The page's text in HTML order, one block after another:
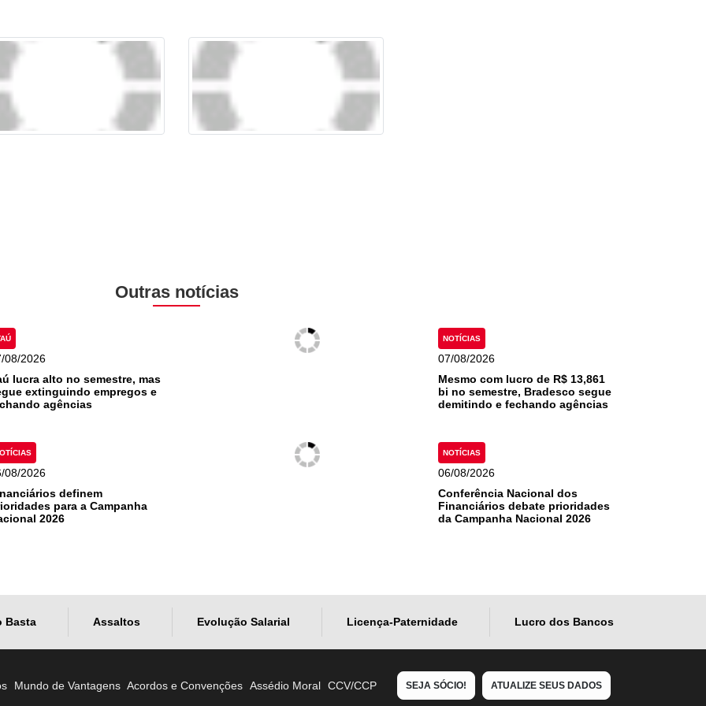
Outras notícias
08/2026
lucra alto no semestre, mas
extinguindo empregos e
agências
NOTÍCIAS
07/08/2026
Mesmo com lucro de R$ 13,861
bi no semestre, Bradesco segue
demitindo e fechando agências
08/2026
definem
para a Campanha
2026
NOTÍCIAS
06/08/2026
Conferência Nacional dos
Financiários debate prioridades
da Campanha Nacional 2026
Basta Assaltos Evolução Salarial Licença-Paternidade Lucro dos Bancos
Mundo de Vantagens Acordos e Convenções Assédio Moral CCV/CCP SEJA SÓCIO! ATUALIZE SEUS DADOS